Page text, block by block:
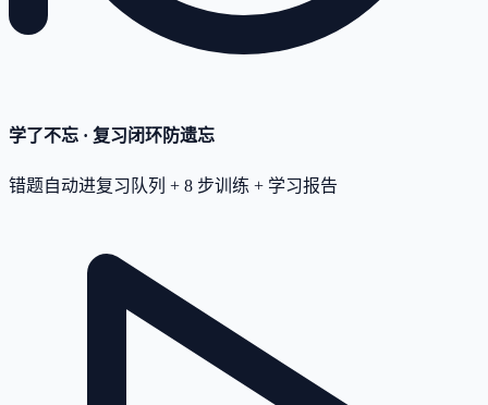
学了不忘 · 复习闭环防遗忘
错题自动进复习队列 + 8 步训练 + 学习报告